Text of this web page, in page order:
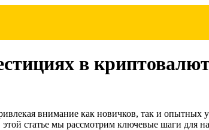
в
внимание как новичков, так и
статье мы рассмотрим ключевые шаги для